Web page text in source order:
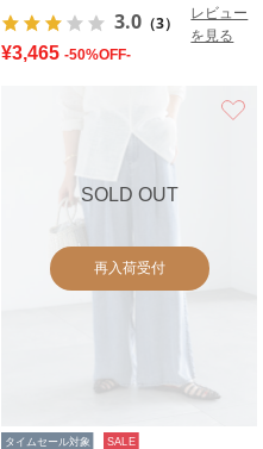
3.0 （3）
レビュー
を見る
¥3,465 -50%OFF-
SOLD OUT
再入荷受付
タイムセール対象 SALE